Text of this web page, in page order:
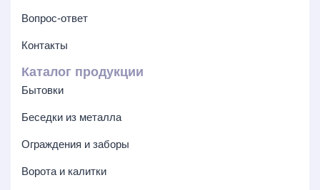
Вопрос-ответ
Контакты
Каталог продукции
Бытовки
Беседки из металла
Ограждения и заборы
Ворота и калитки